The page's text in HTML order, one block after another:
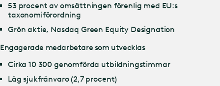
53 procent av omsättningen förenlig med EU:s
taxonomiförordning
Grön aktie, Nasdaq Green Equity Designation
Engagerade medarbetare som utvecklas
Cirka 10 300 genomförda utbildningstimmar
Låg sjukfrånvaro (2,7 procent)